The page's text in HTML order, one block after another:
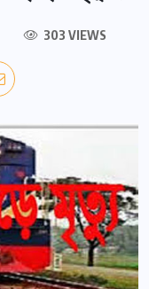
303 VIEWS